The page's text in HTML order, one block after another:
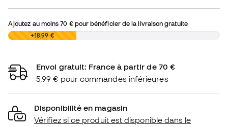
Ajoutez au moins70 €pour bénéficier de la livraison gratuite
0,00 € +18,99 €
Envoi gratuit: France à partir de 70 €
5,99 € pour commandes inférieures
Disponibilité en magasin
Vérifiez si ce produit est disponible dans le